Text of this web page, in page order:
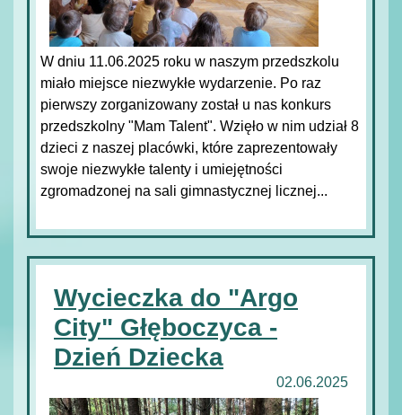
W dniu 11.06.2025 roku w naszym przedszkolu
miało miejsce niezwykłe wydarzenie. Po raz
pierwszy zorganizowany został u nas konkurs
przedszkolny "Mam Talent". Wzięło w nim udział 8
dzieci z naszej placówki, które zaprezentowały
swoje niezwykłe talenty i umiejętności
zgromadzonej na sali gimnastycznej licznej...
Wycieczka do "Argo
City" Głęboczyca -
Dzień Dziecka
02.06.2025